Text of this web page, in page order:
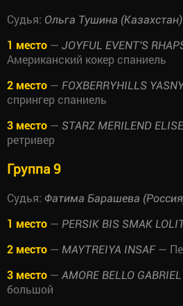
Судья: Ольга Тушина (Казахстан)
1 место — JOYFUL EVENT'S
Американский кокер спаниель
2 место — FOXBERRYHILLS
спрингер спаниель
3 место — STARZ MERILEND
ретривер
Группа 9
Судья: Фатима Барашева
1 место — PERSIK BIS SMAK
2 место — MAYTREIYA INSAF —
3 место — AMORE BELLO
большой